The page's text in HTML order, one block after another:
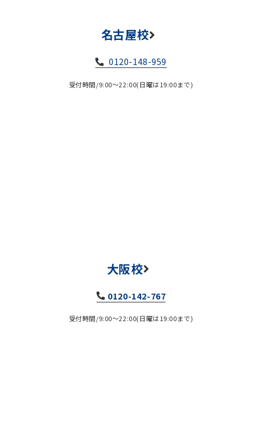
名古屋校
0120-148-959
受付時間/9:00～22:00(日曜は19:00まで)
大阪校
0120-142-767
受付時間/9:00～22:00(日曜は19:00まで)